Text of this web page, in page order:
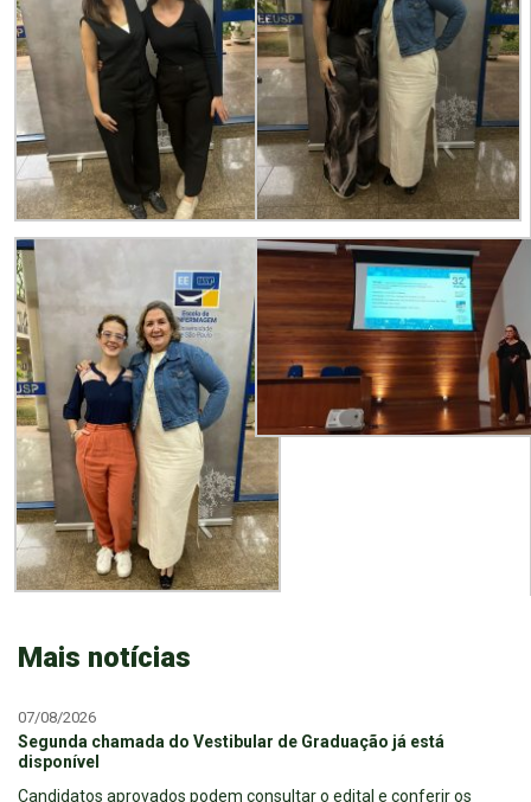
Mais notícias
07/08/2026
Segunda chamada do Vestibular de Graduação já está
disponível
Candidatos aprovados podem consultar o edital e conferir os